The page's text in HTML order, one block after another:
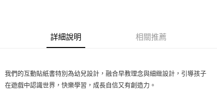
詳細說明 相關推薦
我們的互動貼紙書特別為幼兒設計，融合早教理念與細緻設計，引導孩子
在遊戲中認識世界，快樂學習，成長自信又有創造力。